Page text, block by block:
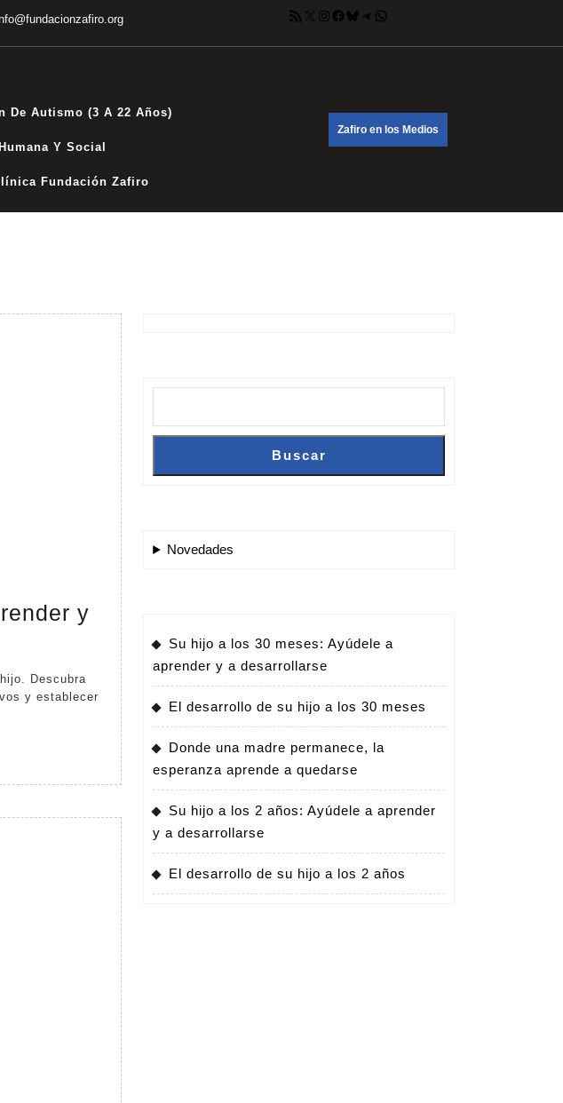
Feed RSS
X Instagram
Facebook
Bluesky
Telegram
WhatsApp
De Autismo (3 A 22 Años)
Y Social
Fundación Zafiro
Zafiro en los Medios
NOW
y
y establecer
Buscar
Novedades
Su hijo a los 30 meses: Ayúdele a
aprender y a desarrollarse
El desarrollo de su hijo a los 30 meses
Donde una madre permanece, la
esperanza aprende a quedarse
Su hijo a los 2 años: Ayúdele a aprender
y a desarrollarse
El desarrollo de su hijo a los 2 años